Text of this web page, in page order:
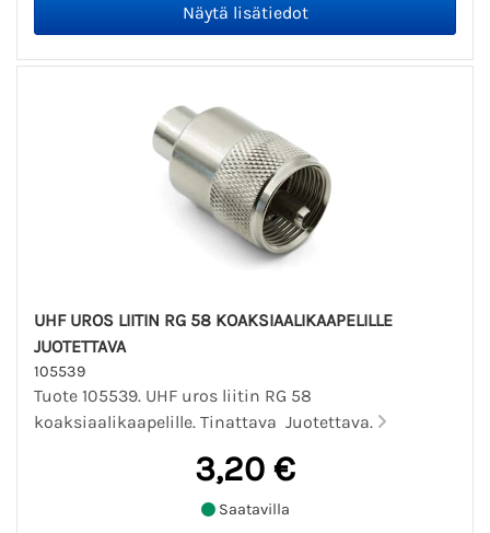
UHF UROS LIITIN RG 58 KOAKSIAALIKAAPELILLE
JUOTETTAVA
105539
Tuote 105539. UHF uros liitin RG 58
koaksiaalikaapelille. Tinattava Juotettava.
3,20 €
Saatavilla